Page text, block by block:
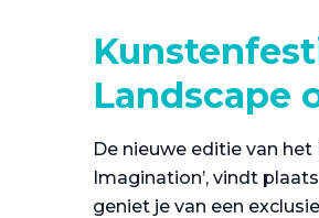
Landscape
De nieuwe editie van
Imagination’, vindt
geniet je van een